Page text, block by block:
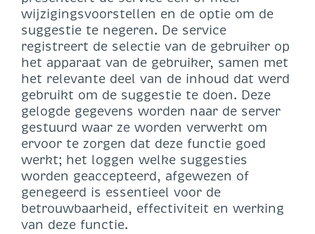
wijzigingsvoorstellen en de optie om de
suggestie te negeren. De service
registreert de selectie van de gebruiker op
het apparaat van de gebruiker, samen met
het relevante deel van de inhoud dat werd
gebruikt om de suggestie te doen. Deze
gelogde gegevens worden naar de server
gestuurd waar ze worden verwerkt om
ervoor te zorgen dat deze functie goed
werkt; het loggen welke suggesties
worden geaccepteerd, afgewezen of
genegeerd is essentieel voor de
betrouwbaarheid, effectiviteit en werking
van deze functie.